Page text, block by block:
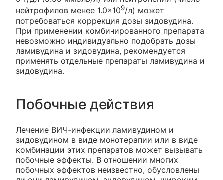
нейтрофилов менее 1.0×109/л) может
потребоваться коррекция дозы зидовудина.
При применении комбинированного препарата
невозможно индивидуально подобрать дозы
ламивудина и зидовудина, рекомендуется
применять отдельные препараты ламивудина и
зидовудина.
Побочные действия
Лечение ВИЧ-инфекции ламивудином и
зидовудином в виде монотерапии или в виде
комбинации этих препаратов может вызывать
побочные эффекты. В отношении многих
побочных эффектов неизвестно, обусловлены